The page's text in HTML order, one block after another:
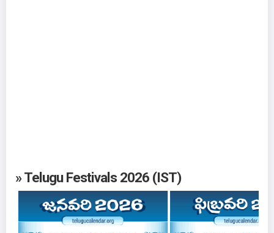
» Telugu Festivals 2026 (IST)